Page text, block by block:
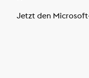
Jetzt den